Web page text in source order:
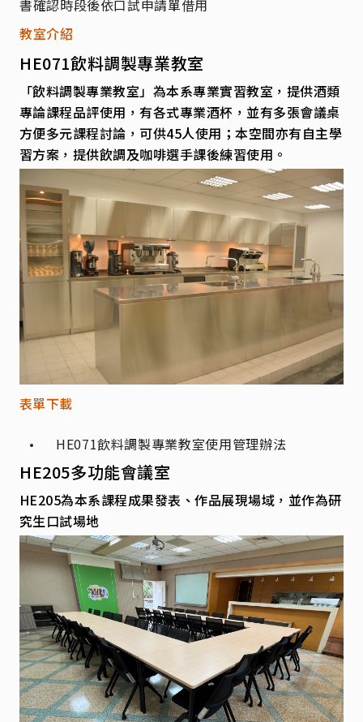
書確認時段後依口試申請單借用
教室介紹
HE071飲料調製專業教室
「飲料調製專業教室」為本系專業實習教室，提供酒類
專論課程品評使用，有各式專業酒杯，並有多張會議桌
方便多元課程討論，可供45人使用；本空間亦有自主學
習方案，提供飲調及咖啡選手課後練習使用。
表單下載
HE071飲料調製專業教室使用管理辦法
HE205多功能會議室
HE205為本系課程成果發表、作品展現場域，並作為研
究生口試場地